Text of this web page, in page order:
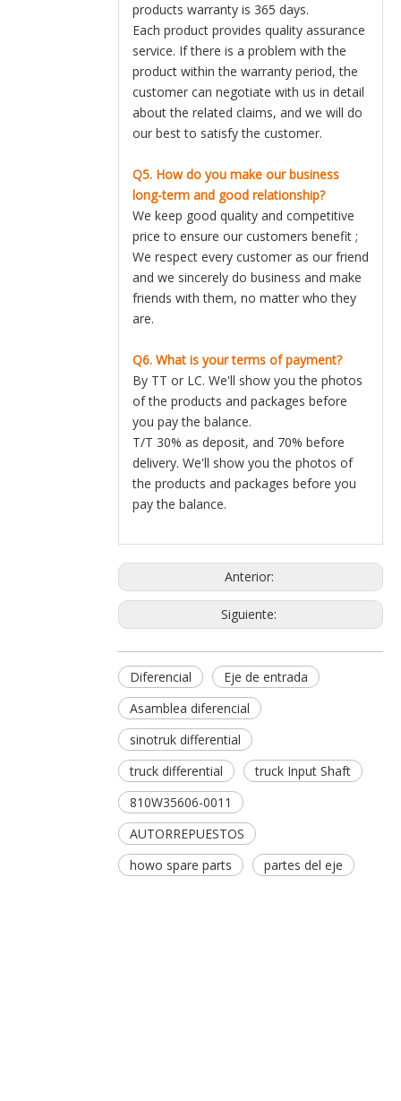
products warranty is 365 days.
Each product provides quality assurance
service. If there is a problem with the
product within the warranty period, the
customer can negotiate with us in detail
about the related claims, and we will do
our best to satisfy the customer.
Q5. How do you make our business
long-term and good relationship?
We keep good quality and competitive
price to ensure our customers benefit ;
We respect every customer as our friend
and we sincerely do business and make
friends with them, no matter who they
are.
Q6. What is your terms of payment?
By TT or LC. We'll show you the photos
of the products and packages before
you pay the balance.
T/T 30% as deposit, and 70% before
delivery. We'll show you the photos of
the products and packages before you
pay the balance.
Anterior:
Siguiente:
Diferencial
Eje de entrada
Asamblea diferencial
sinotruk differential
truck differential
truck Input Shaft
810W35606-0011
AUTORREPUESTOS
howo spare parts
partes del eje